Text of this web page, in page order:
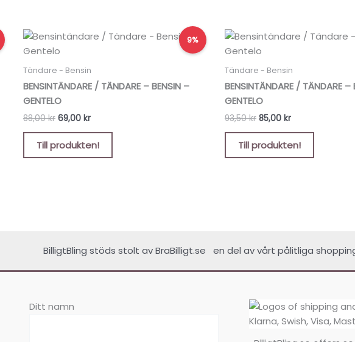
9%
Tändare - Bensin
BENSINTÄNDARE / TÄNDARE – BENSIN –
GENTELO
88,00kr
Det
ursprungliga
priset
88,00 kr.
69,00 kr
Det
nuvarande
69,00 kr.
Till produkten!
Tändare - Bensin
BENSINTÄNDARE / TÄNDARE –
GENTELO
93,50kr
Det
ursprungliga
priset
93,50 kr.
85,00 kr
Det
nuvarande
85,00 kr.
Till produkten!
BilligtBling stöds stolt avBraBilligt.se en del av vårt pålitliga
Ditt namn